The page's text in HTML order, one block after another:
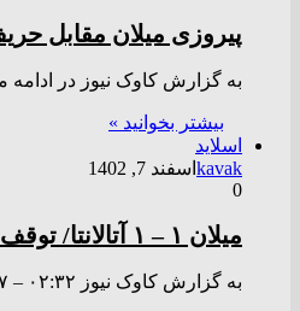
پیروزی میلان مقابل حریف ۱۰ نفره/ پیروزی مارسی، تساوی بنفیکا و شکست
به گزارش کاوک نیوز در ادامه
بیشتر بخوانید »
اسلاید
kavak اسفند 7, 1402
0
میلان ۱ – ۱ آتالانتا/ توقف روسونری مقابل تیم آماده گاسپرینی + فیلم
به گزارش کاوک نیوز ۰۲:۳۲ – ۰۷ اسفند ۱۴۰۲ ۰۲:۳۲ – ۰۷ اسفند ۱۴۰۲ سری آ ایتالیا؛ در یکی از…